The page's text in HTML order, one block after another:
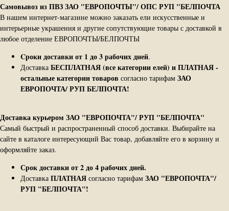
Самовывоз из ПВЗ ЗАО "ЕВРОПОЧТЫ"/ ОПС РУП "БЕЛПОЧТА
В нашем интернет-магазине можно заказать ели искусственные и
интерьерные украшения и другие сопутствующие товары с доставкой в
любое отделение ЕВРОПОЧТЫ/БЕЛПОЧТЫ
Cроки доставки от 1 до 3 рабочих дней.
Доставка БЕСПЛАТНАЯ (все категории елей) и ПЛАТНАЯ -
остальные категории товаров согласно тарифам ЗАО
ЕВРОПОЧТА/ РУП БЕЛПОЧТА!
Доставка курьером ЗАО "ЕВРОПОЧТА"/ РУП "БЕЛПОЧТА"
Самый быстрый и распространенный способ доставки. Выбирайте на
сайте в каталоге интересующий Вас товар, добавляйте его в корзину и
оформляйте заказ.
Срок доставки от 2 до 4 рабочих дней.
Доставка ПЛАТНАЯ согласно тарифам ЗАО "ЕВРОПОЧТА"/
РУП "БЕЛПОЧТА"!